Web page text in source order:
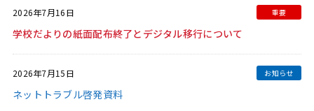
2026年7月16日
学校だよりの紙面配布終了とデジタル移行について
2026年7月15日
ネットトラブル啓発資料